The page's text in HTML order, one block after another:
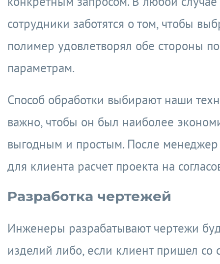
сотрудники заботятся о том, чтобы
полимер удовлетворял обе стороны
параметрам.
Способ обработки выбирают наши
важно, чтобы он был наиболее
выгодным и простым. После менеджер
для клиента расчет проекта на
Разработка чертежей
Инженеры разрабатывают чертежи
изделий либо, если клиент пришел со